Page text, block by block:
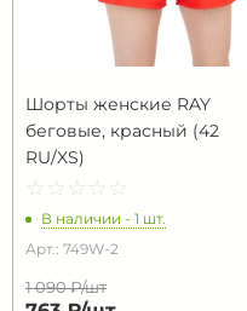
Шорты женские RAY
беговые, красный (42
RU/XS)
☆ ☆ ☆ ☆ ☆
★ ★ ★ ★ ★
В наличии - 1 шт.
Арт.: 749W-2
1 090 ₽/шт